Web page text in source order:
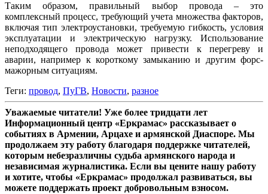
Таким образом, правильный выбор провода – это
комплексный процесс, требующий учета множества факторов,
включая тип электроустановки, требуемую гибкость, условия
эксплуатации и электрическую нагрузку. Использование
неподходящего провода может привести к перегреву и
аварии, например к короткому замыканию и другим форс-
мажорным ситуациям.
Теги: провод, ПуГВ, Новости, разное
Уважаемые читатели! Уже более тридцати лет
Информационный центр «Еркрамас» рассказывает о
событиях в Армении, Арцахе и армянской Диаспоре. Мы
продолжаем эту работу благодаря поддержке читателей,
которым небезразличны судьба армянского народа и
независимая журналистика. Если вы цените нашу работу
и хотите, чтобы «Еркрамас» продолжал развиваться, вы
можете поддержать проект добровольным взносом.